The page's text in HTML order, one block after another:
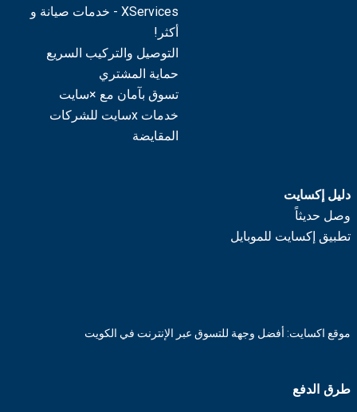
XServices - خدمات صيانة و
أكثر!
التوصيل والتركيب السريع
حماية المشتري
تسوق بآمان مع ×سايت
خدمات xسايت للشركات
المقايضة
دليل إكسايت
وصل حديثاً
تطبيق إكسايت للموبايل
موقع اكسايت: أفضل وجهة للتسوق عبر الإنترنت في الكويت
طرق الدفع